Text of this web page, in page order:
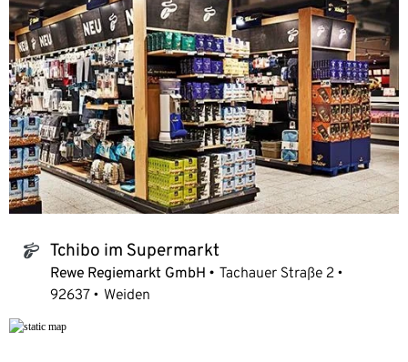
tchibo_logo Tchibo im Supermarkt
Rewe Regiemarkt GmbH
Tachauer Straße 2
92637
Weiden